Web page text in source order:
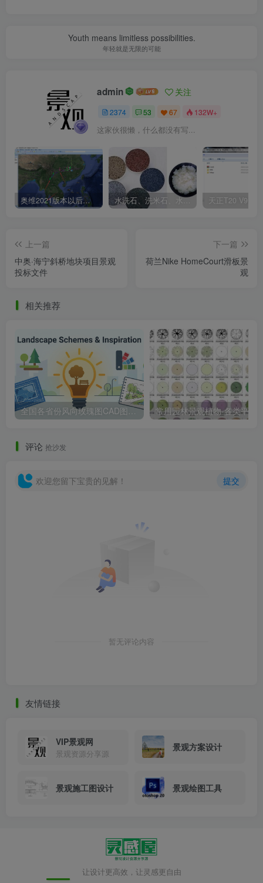
法国颤抖屋V2馆实景图
法国颤抖屋V2馆实景图
Youth means limitless possibilities.
年轻就是无限的可能
admin 关注
2374 53 67 132W+
这家伙很懒，什么都没有写...
奥维2021版本以后不能用谷歌地图？最新解决办法苹果安卓电脑 水洗石、洗米石、水刷石、水磨石、胶粘石傻傻分不清楚
上一篇
中奥·海宁斜桥地块项目景观
投标文件
下一篇
荷兰Nike HomeCourt滑板景
观
相关推荐
全国各省份风向玫瑰图CAD图块合集
评论 抢沙发
欢迎您留下宝贵的见解！ 提交
暂无评论内容
友情链接
VIP景观网
景观资源分享源
景观方案设计
景观施工图设计 景观绘图工具
让设计更高效，让灵感更自由